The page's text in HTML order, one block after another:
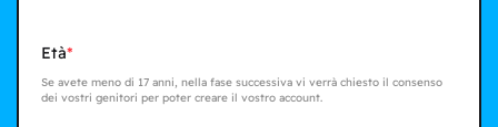
Età
Se avete meno di 17 anni, nella fase successiva vi verrà chiesto il consenso
dei vostri genitori per poter creare il vostro account.